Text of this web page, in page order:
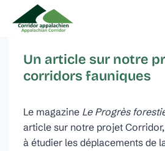
Un article sur notre
corridors fauniques
Le magazine Le Progrès
article sur notre projet
à étudier les déplacements de